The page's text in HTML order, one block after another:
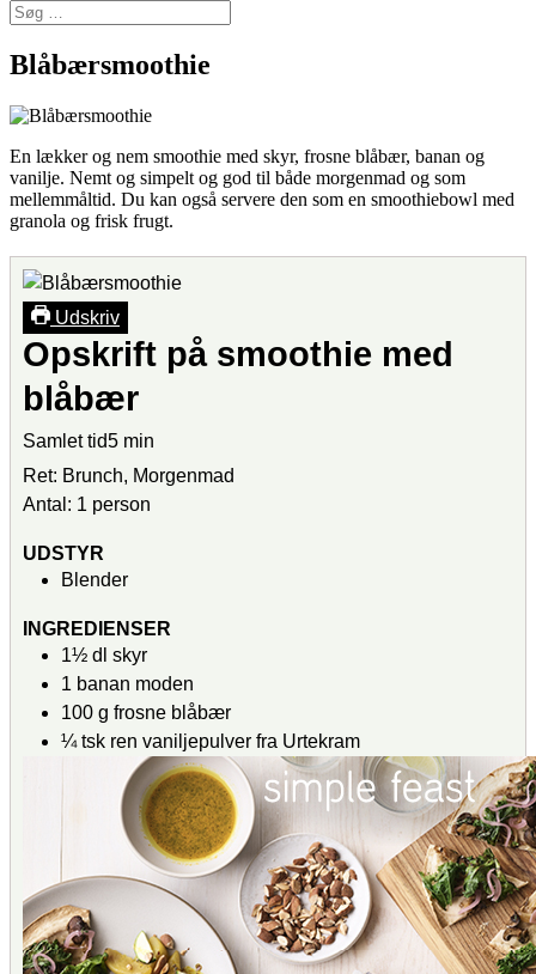
Blåbærsmoothie
En lækker og nem smoothie med skyr, frosne blåbær, banan og
vanilje. Nemt og simpelt og god til både morgenmad og som
mellemmåltid. Du kan også servere den som en smoothiebowl med
granola og frisk frugt.
Udskriv
Opskrift på smoothie med
blåbær
Samlet tid5 min
Ret: Brunch, Morgenmad
Antal: 1 person
UDSTYR
Blender
INGREDIENSER
1½ dl skyr
1 banan moden
100 g frosne blåbær
¼ tsk ren vaniljepulver fra Urtekram